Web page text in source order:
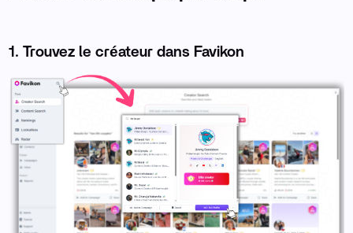
1. Trouvez le créateur dans Favikon